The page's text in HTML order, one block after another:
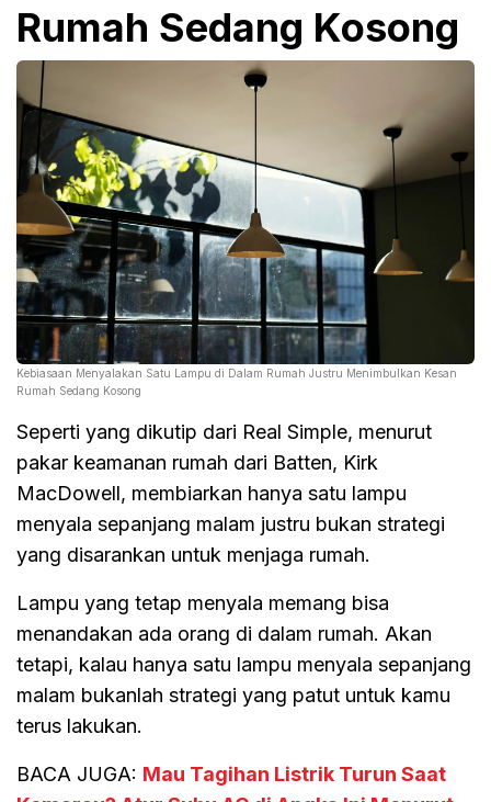
Rumah Sedang Kosong
Kebiasaan Menyalakan Satu Lampu di Dalam Rumah Justru Menimbulkan Kesan
Rumah Sedang Kosong
Seperti yang dikutip dari Real Simple, menurut
pakar keamanan rumah dari Batten, Kirk
MacDowell, membiarkan hanya satu lampu
menyala sepanjang malam justru bukan strategi
yang disarankan untuk menjaga rumah.
Lampu yang tetap menyala memang bisa
menandakan ada orang di dalam rumah. Akan
tetapi, kalau hanya satu lampu menyala sepanjang
malam bukanlah strategi yang patut untuk kamu
terus lakukan.
BACA JUGA: Mau Tagihan Listrik Turun Saat